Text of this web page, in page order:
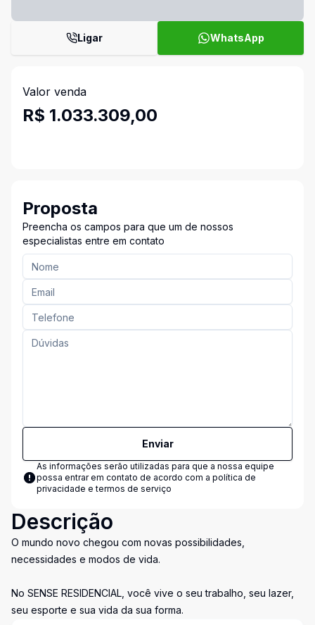
Ligar WhatsApp
Valor venda
R$ 1.033.309,00
Proposta
Preencha os campos para que um de nossos
especialistas entre em contato
Enviar
As informações serão utilizadas para que a nossa equipe
possa entrar em contato de acordo com a política de
privacidade e termos de serviço
Descrição
O mundo novo chegou com novas possibilidades,
necessidades e modos de vida.
No SENSE RESIDENCIAL, você vive o seu trabalho, seu lazer,
seu esporte e sua vida da sua forma.